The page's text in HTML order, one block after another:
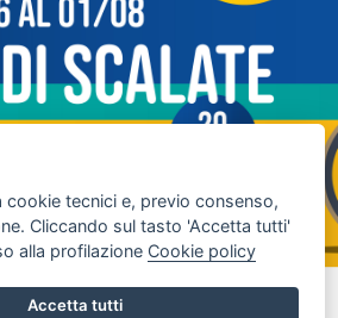
cookie tecnici e, previo consenso,
Cliccando sul tasto 'Accetta tutti'
alla profilazione Cookie policy
Accetta tutti